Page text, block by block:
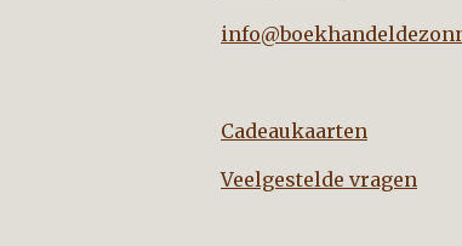
Cadeaukaarten
Veelgestelde vragen